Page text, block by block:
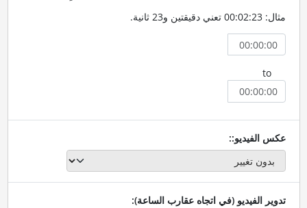
مثال: 00:02:23 تعني دقيقتين و23 ثانية.
to
عكس الفيديو::
تدوير الفيديو (في اتجاه عقارب الساعة):